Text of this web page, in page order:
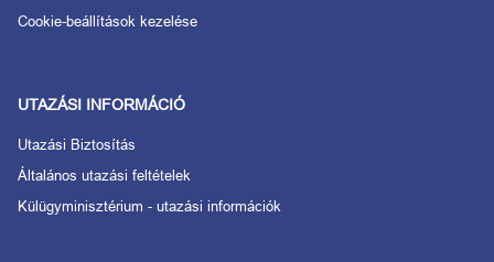
Cookie-beállítások kezelése
UTAZÁSI INFORMÁCIÓ
Utazási Biztosítás
Általános utazási feltételek
Külügyminisztérium - utazási információk